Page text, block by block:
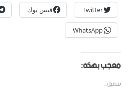
Twitter فيس بوك
WhatsApp
معجب بهذه:
تحميل...